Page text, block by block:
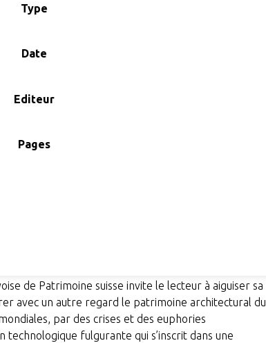
Type
Date
Editeur
Pages
de Patrimoine suisse invite le lecteur à aiguiser sa
avec un autre regard le patrimoine architectural du
par des crises et des euphories
fulgurante qui s’inscrit dans une